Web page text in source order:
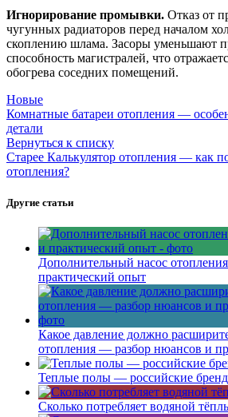
Игнорирование промывки. Отказ от
чугунных радиаторов перед началом
скоплению шлама. Засоры уменьшают
способность магистралей, что
обогрева соседних помещений.
Новые
Комнатные батареи отопления —
детали
Вернуться к списку
Старее Калькулятор отопления — как
отопления?
Другие статьи
Дополнительный насос
практический опыт
Какое давление должно
отопления — разбор нюансов и
Теплые полы — российские
Сколько потребляет водяной